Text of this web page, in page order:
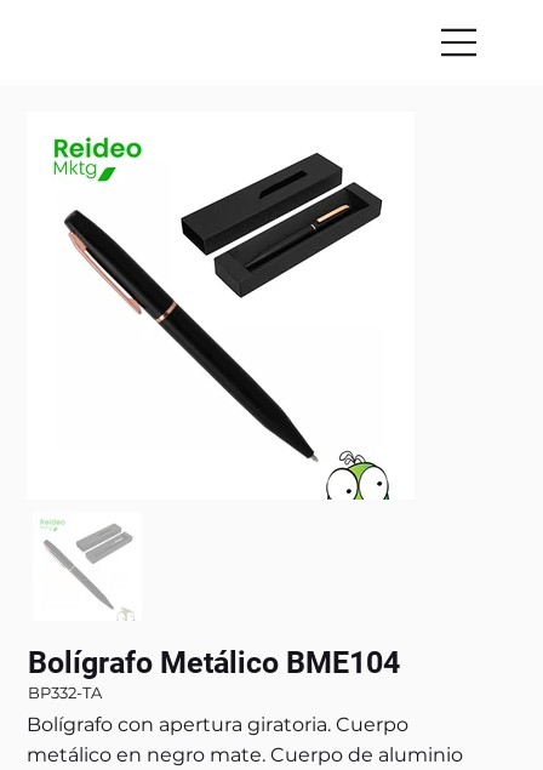
Bolígrafo Metálico BME104
BP332-TA
Bolígrafo con apertura giratoria. Cuerpo
metálico en negro mate. Cuerpo de aluminio